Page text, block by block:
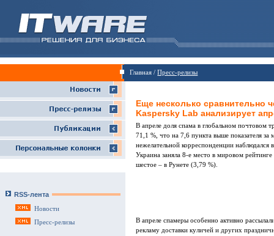
Главная /Пресс-релизы
RSS-лента
Новости
Пресс-релизы
Еще несколько сравнительно
Kaspersky Lab анализирует
В апреле доля спама в глобальном почтовом
71,1 %, что на 7,6 пункта выше показателя за
нежелательной корреспонденции
Украина заняла 8-е место в мировом
шестое – в Рунете (3,79 %).
В апреле спамеры особенно активно
рекламу доставки куличей и других